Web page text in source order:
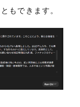
もできます。